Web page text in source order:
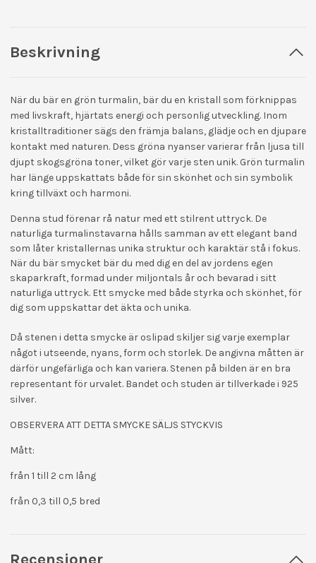
Beskrivning
När du bär en grön turmalin, bär du en kristall som förknippas
med livskraft, hjärtats energi och personlig utveckling. Inom
kristalltraditioner sägs den främja balans, glädje och en djupare
kontakt med naturen. Dess gröna nyanser varierar från ljusa till
djupt skogsgröna toner, vilket gör varje sten unik. Grön turmalin
har länge uppskattats både för sin skönhet och sin symbolik
kring tillväxt och harmoni.
Denna stud förenar rå natur med ett stilrent uttryck. De
naturliga turmalinstavarna hålls samman av ett elegant band
som låter kristallernas unika struktur och karaktär stå i fokus.
När du bär smycket bär du med dig en del av jordens egen
skaparkraft, formad under miljontals år och bevarad i sitt
naturliga uttryck. Ett smycke med både styrka och skönhet, för
dig som uppskattar det äkta och unika.
Då stenen i detta smycke är oslipad skiljer sig varje exemplar
något i utseende, nyans, form och storlek. De angivna måtten är
därför ungefärliga och kan variera. Stenen på bilden är en bra
representant för urvalet. Bandet och studen är tillverkade i 925
silver.
OBSERVERA ATT DETTA SMYCKE SÄLJS STYCKVIS
Mått:
från 1 till 2 cm lång
från 0,3 till 0,5 bred
Recensioner